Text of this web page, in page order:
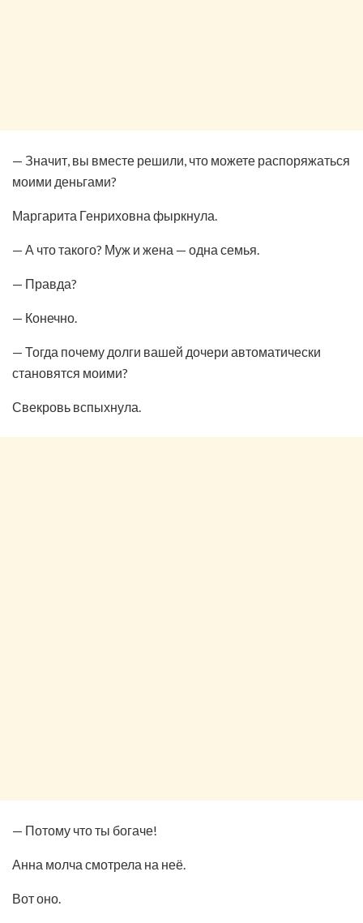
— Значит, вы вместе решили, что можете распоряжаться
моими деньгами?
Маргарита Генриховна фыркнула.
— А что такого? Муж и жена — одна семья.
— Правда?
— Конечно.
— Тогда почему долги вашей дочери автоматически
становятся моими?
Свекровь вспыхнула.
— Потому что ты богаче!
Анна молча смотрела на неё.
Вот оно.